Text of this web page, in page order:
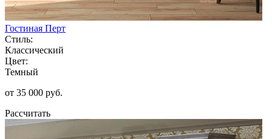
Гостиная Перт
Стиль:
Классический
Цвет:
Темный
от 35 000 руб.
Рассчитать